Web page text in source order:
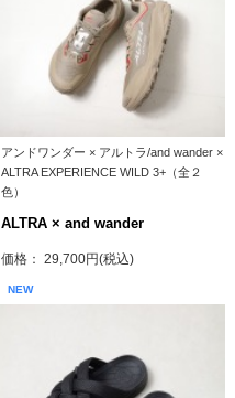
アンドワンダー × アルトラ/and wander ×
ALTRA EXPERIENCE WILD 3+（全２
色）
ALTRA × and wander
価格： 29,700円(税込)
NEW